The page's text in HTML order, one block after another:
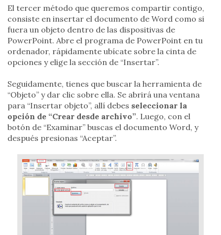
El tercer método que queremos compartir contigo,
consiste en insertar el documento de Word como si
fuera un objeto dentro de las dispositivas de
PowerPoint. Abre el programa de PowerPoint en tu
ordenador, rápidamente ubícate sobre la cinta de
opciones y elige la sección de “Insertar”.
Seguidamente, tienes que buscar la herramienta de
“Objeto” y dar clic sobre ella. Se abrirá una ventana
para “Insertar objeto”, allí debes seleccionar la
opción de “Crear desde archivo”. Luego, con el
botón de “Examinar” buscas el documento Word, y
después presionas “Aceptar”.